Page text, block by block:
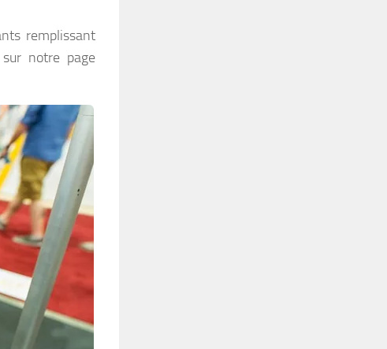
remplissant
notre page